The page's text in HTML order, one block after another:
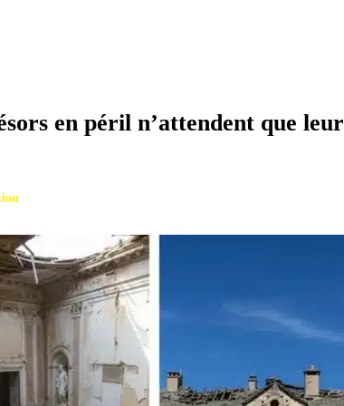
en péril n’attendent que leur